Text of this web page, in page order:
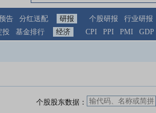
告 分红送配 研报 个股研报 行业研报
投 基金排行 经济 CPI PPI PMI GDP
个股股东数据：